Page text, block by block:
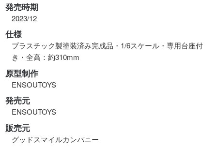
発売時期
2023/12
仕様
プラスチック製塗装済み完成品・1/6スケール・専用台座付
き・全高：約310mm
原型制作
ENSOUTOYS
発売元
ENSOUTOYS
販売元
グッドスマイルカンパニー